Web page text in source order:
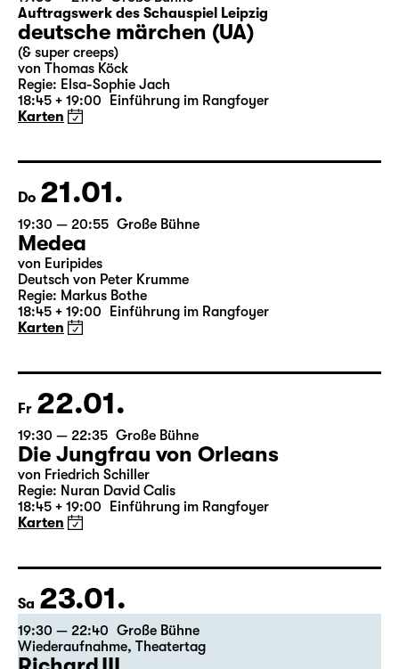
Auftragswerk des Schauspiel Leipzig
deutsche märchen (UA)
(& super creeps)
von Thomas Köck
Regie: Elsa-Sophie Jach
18:45 + 19:00
Einführung im Rangfoyer
Karten
Do 21.01.
19:30 — 20:55 Große Bühne
Medea
von Euripides
Deutsch von Peter Krumme
Regie: Markus Bothe
18:45 + 19:00
Einführung im Rangfoyer
Karten
Fr 22.01.
19:30 — 22:35 Große Bühne
Die Jungfrau von Orleans
von Friedrich Schiller
Regie: Nuran David Calis
18:45 + 19:00
Einführung im Rangfoyer
Karten
Sa 23.01.
19:30 — 22:40 Große Bühne
Wiederaufnahme, Theatertag